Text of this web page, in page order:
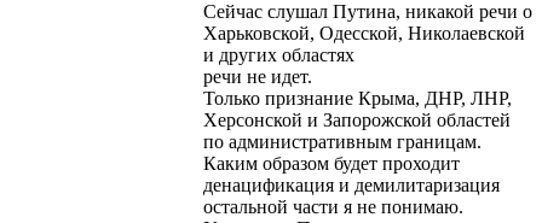
Сейчас слушал Путина, никакой речи о
Харьковской, Одесской, Николаевской
и других областях
речи не идет.
Только признание Крыма, ДНР, ЛНР,
Херсонской и Запорожской областей
по административным границам.
Каким образом будет проходит
денацификация и демилитаризация
остальной части я не понимаю.